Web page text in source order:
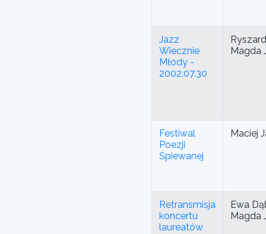
Jazz
Wiecznie
Młody -
2002.07.30
Magda
Festiwal
Poezji
Śpiewanej
Maciej
Retransmisja
koncertu
laureatów
Ewa
Magda